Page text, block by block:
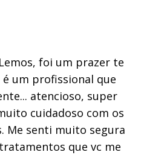
foi um prazer te
é um profissional que
atencioso, super
cuidadoso com os
Me senti muito segura
que vc me